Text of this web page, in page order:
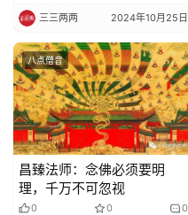
三三两两 2024年10月25日
八点僧音
昌臻法师：念佛必须要明
理，千万不可忽视
0 0 0